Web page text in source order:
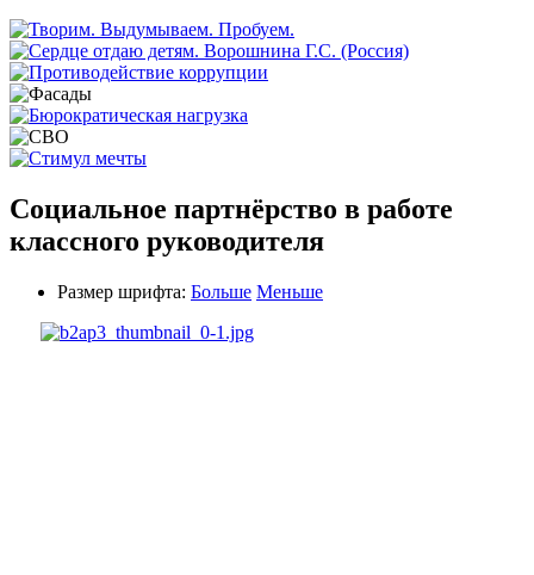
Социальное партнёрство в работе
классного руководителя
Размер шрифта: Больше Меньше